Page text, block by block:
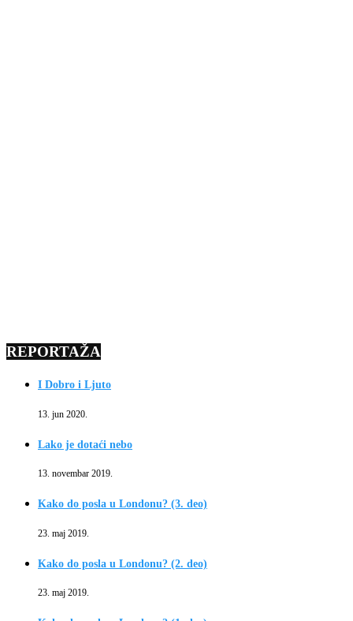
REPORTAŽA
I Dobro i Ljuto
13. jun 2020.
Lako je dotaći nebo
13. novembar 2019.
Kako do posla u Londonu? (3. deo)
23. maj 2019.
Kako do posla u Londonu? (2. deo)
23. maj 2019.